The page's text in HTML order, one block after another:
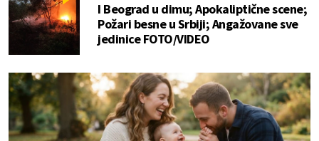
I Beograd u dimu; Apokaliptične scene;
Požari besne u Srbiji; Angažovane sve
jedinice FOTO/VIDEO